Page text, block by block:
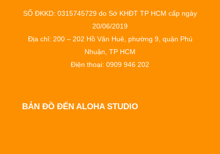
SỐ ĐKKD: 0315745729 do Sở KHĐT TP HCM cấp ngày
20/06/2019
Địa chỉ: 200 – 202 Hồ Văn Huê, phường 9, quận Phú
Nhuận, TP HCM
Điện thoại: 0909 946 202
BẢN ĐỒ ĐẾN ALOHA STUDIO